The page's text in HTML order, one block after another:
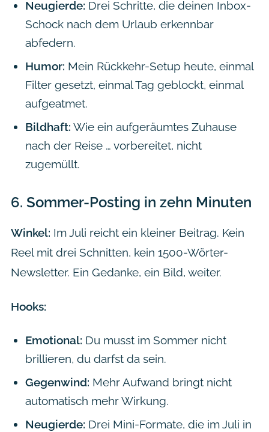
Neugierde: Drei Schritte, die deinen Inbox-
Schock nach dem Urlaub erkennbar
abfedern.
Humor: Mein Rückkehr-Setup heute, einmal
Filter gesetzt, einmal Tag geblockt, einmal
aufgeatmet.
Bildhaft: Wie ein aufgeräumtes Zuhause
nach der Reise … vorbereitet, nicht
zugemüllt.
6. Sommer-Posting in zehn Minuten
Winkel: Im Juli reicht ein kleiner Beitrag. Kein
Reel mit drei Schnitten, kein 1500-Wörter-
Newsletter. Ein Gedanke, ein Bild, weiter.
Hooks:
Emotional: Du musst im Sommer nicht
brillieren, du darfst da sein.
Gegenwind: Mehr Aufwand bringt nicht
automatisch mehr Wirkung.
Neugierde: Drei Mini-Formate, die im Juli in